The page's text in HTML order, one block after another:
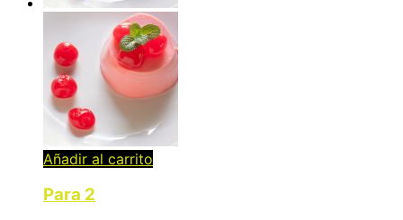
Añadir al carrito
Para 2